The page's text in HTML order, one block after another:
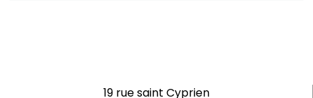
19 rue saint Cyprien